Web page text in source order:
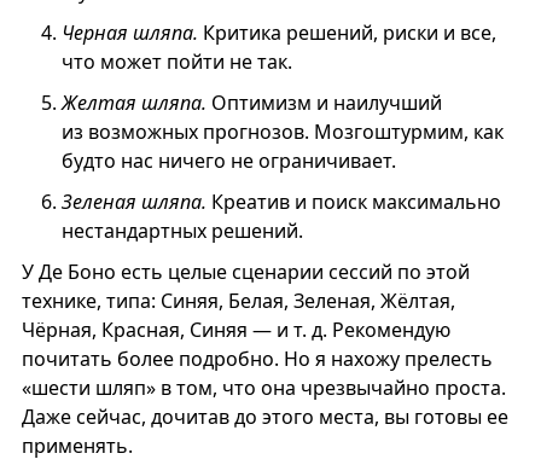
Черная шляпа. Критика решений, риски и все,
что может пойти не так.
Желтая шляпа. Оптимизм и наилучший
из возможных прогнозов. Мозгоштурмим, как
будто нас ничего не ограничивает.
Зеленая шляпа. Креатив и поиск максимально
нестандартных решений.
У Де Боно есть целые сценарии сессий по этой
технике, типа: Синяя, Белая, Зеленая, Жёлтая,
Чёрная, Красная, Синяя — и т. д. Рекомендую
почитать более подробно. Но я нахожу прелесть
«шести шляп» в том, что она чрезвычайно проста.
Даже сейчас, дочитав до этого места, вы готовы ее
применять.